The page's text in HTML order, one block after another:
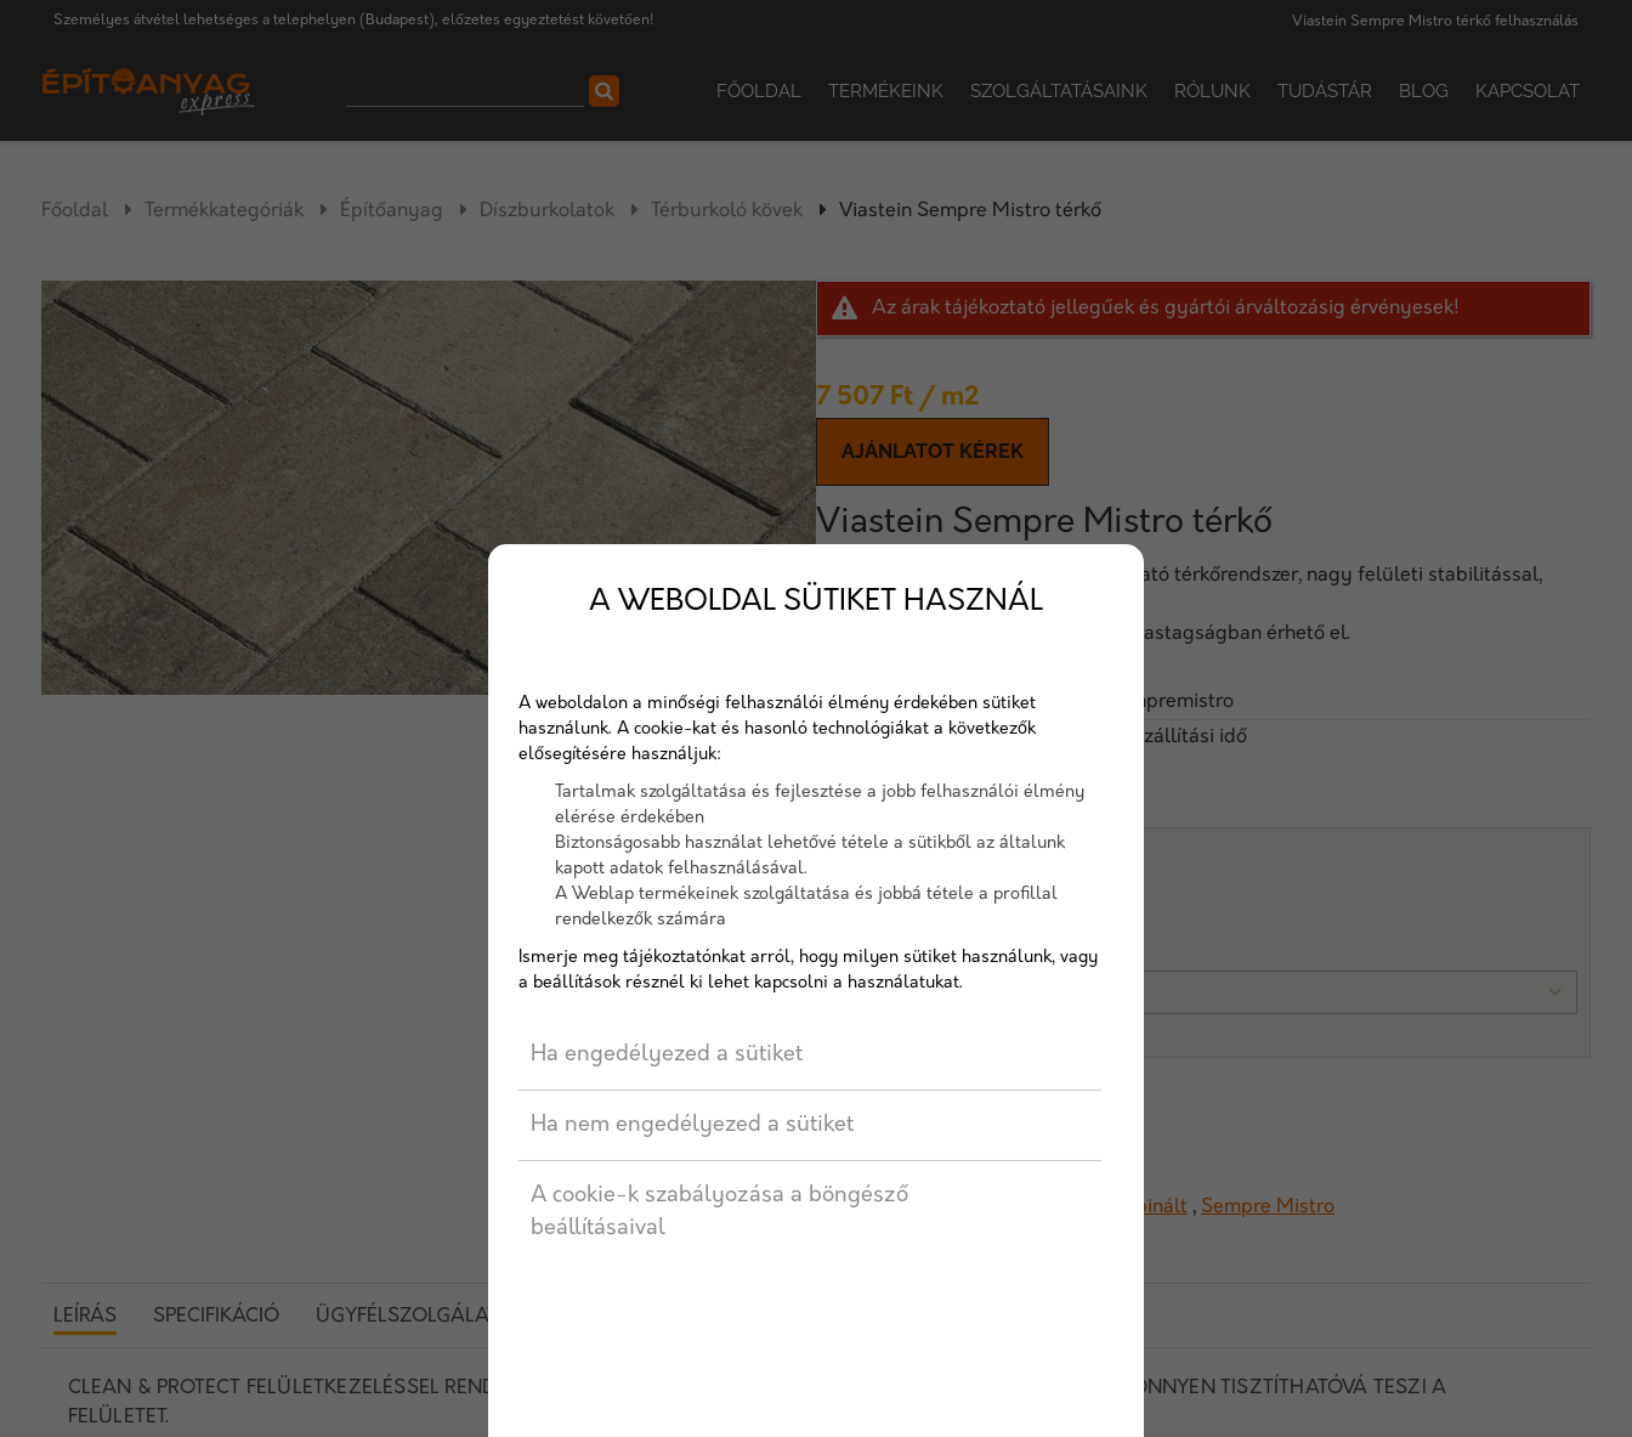
Személyes átvétel lehetséges a telephelyen (Budapest), előzetes egyeztetést követően! Viastein Sempre Mistro térkő felhasználás
FŐOLDAL TERMÉKEINK SZOLGÁLTATÁSAINK RÓLUNK TUDÁSTÁR BLOG KAPCSOLAT
Főoldal Termékkategóriák Építőanyag Díszburkolatok Térburkoló kövek Viastein Sempre Mistro térkő
Az árak tájékoztató jellegűek és gyártói árváltozásig érvényesek!
7 507 Ft / m2
AJÁNLATOT KÉREK
Viastein Sempre Mistro térkő
A Sempre Mistro egy kötésben rakható térkőrendszer, nagy felületi stabilitással,
elmozdulásmentes fugákkal.
3 méretből álló térkő. 6 és 8 cm-es vastagságban érhető el.
Cikkszám:
viasteinsempremistro
Elérhetőség:
10-15 nap szállítási idő
6 cm
8 cm
Színválaszték
AJÁNLATOT KÉREK
Címkék:Térkő Kombinált , Sempre Mistro
LEÍRÁS SPECIFIKÁCIÓ ÜGYFÉLSZOLGÁLAT
CLEAN & PROTECT FELÜLETKEZELÉSSEL RENDELKEZIK, AMELY MEGVÉDI AZ IDŐJÁRÁS VISZONTAGSÁGAITÓL ÉS KÖNNYEN TISZTÍTHATÓVÁ TESZI A
FELÜLETET.
A WEBOLDAL SÜTIKET HASZNÁL
A weboldalon a minőségi felhasználói élmény érdekében sütiket
használunk. A cookie-kat és hasonló technológiákat a következők
elősegítésére használjuk:
Tartalmak szolgáltatása és fejlesztése a jobb felhasználói élmény
elérése érdekében
Biztonságosabb használat lehetővé tétele a sütikből az általunk
kapott adatok felhasználásával.
A Weblap termékeinek szolgáltatása és jobbá tétele a profillal
rendelkezők számára
Ismerje meg tájékoztatónkat arról, hogy milyen sütiket használunk, vagy
a beállítások résznél ki lehet kapcsolni a használatukat.
Ha engedélyezed a sütiket
Ha nem engedélyezed a sütiket
A cookie-k szabályozása a böngésző
beállításaival